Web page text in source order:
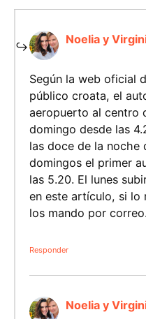
Noelia y
Según la web oficial
público croata, el
aeropuerto al centro
domingo desde las
las doce de la noche
domingos el primer
las 5.20. El lunes
en este artículo, si lo
los mando por
Responder
Noelia y